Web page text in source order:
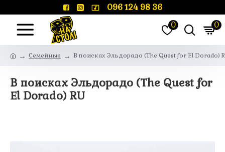
096 124 98 36
0 0
Семейные В поисках Эльдорадо (The Quest for El Dorado)
В поисках Эльдорадо (The Quest for
El Dorado) RU